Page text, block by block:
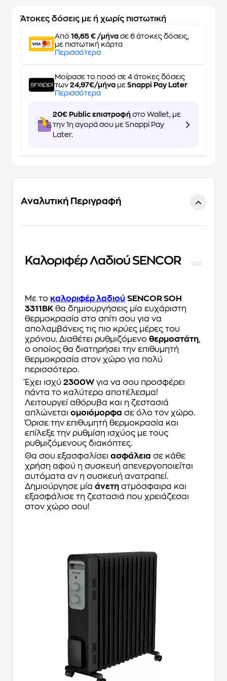
Άτοκες δόσεις με ή χωρίς πιστωτική
Από 16,65 € /μήνα σε 6 άτοκες δόσεις,
με πιστωτική κάρτα
Περισσότερα
Μοίρασε το ποσό σε 4 άτοκες δόσεις
των 24,97€/μήνα με Snappi Pay Later
Περισσότερα
20€ Public επιστροφή στο Wallet, με
την 1η αγορά σου με Snappi Pay
Later.
Αναλυτική Περιγραφή
Καλοριφέρ Λαδιού SENCOR
Με το καλοριφέρ λαδιού SENCOR SOH
3311BK θα δημιουργήσεις μία ευχάριστη
θερμοκρασία στο σπίτι σου για να
απολαμβάνεις τις πιο κρύες μέρες του
χρόνου. Διαθέτει ρυθμιζόμενο θερμοστάτη,
ο οποίος θα διατηρήσει την επιθυμητή
θερμοκρασία στον χώρο για πολύ
περισσότερο.
Έχει ισχύ 2300W για να σου προσφέρει
πάντα το καλύτερο αποτέλεσμα!
Λειτουργεί αθόρυβα και η ζεστασιά
απλώνεται ομοιόμορφα σε όλο τον χώρο.
Όρισε την επιθυμητή θερμοκρασία και
επίλεξε την ρυθμίση ισχύος με τους
ρυθμιζόμενους διακόπτες.
Θα σου εξασφαλίσει ασφάλεια σε κάθε
χρήση αφού η συσκευή απενεργοποιείται
αυτόματα αν η συσκευή ανατραπεί.
Δημιούργησε μία άνετη ατμόσφαιρα και
εξασφάλισε τη ζεστασιά που χρειάζεσαι
στον χώρο σου!